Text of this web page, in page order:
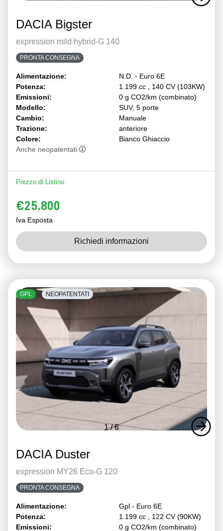
DACIA Bigster
expression mild hybrid-G 140
PRONTA CONSEGNA
Alimentazione:
N.D. - Euro 6E
Potenza:
1.199 cc , 140 CV (103KW)
Emissioni:
0 g CO2/km (combinato)
Modello:
SUV, 5 porte
Cambio:
Manuale
Trazione:
anteriore
Colore:
Bianco Ghiaccio
Anche neopatentati
Prezzo di Listino
€25.800
Iva Esposta
Richiedi informazioni
1/6
GPL NEOPATENTATI
DACIA Duster
expression MY26 Eco-G 120
PRONTA CONSEGNA
Alimentazione:
Gpl - Euro 6E
Potenza:
1.199 cc , 122 CV (90KW)
Emissioni:
0 g CO2/km (combinato)